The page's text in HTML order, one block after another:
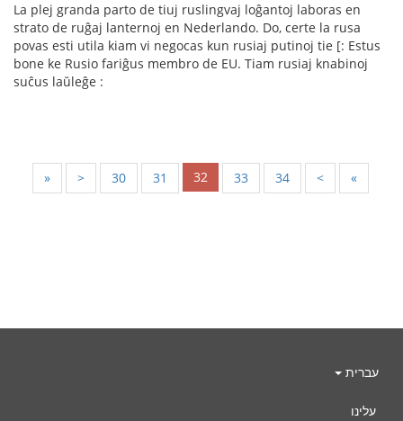
La plej granda parto de tiuj ruslingvaj loĝantoj laboras en
strato de ruĝaj lanternoj en Nederlando. Do, certe la rusa
povas esti utila kiam vi negocas kun rusiaj putinoj tie [: Estus
bone ke Rusio fariĝus membro de EU. Tiam rusiaj knabinoj
suĉus laŭleĝe :
« < 30 31 32 33 34 > »
עברית
עלינו